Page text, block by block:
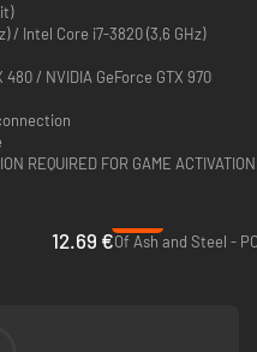
/ Intel Core i7-3820 (3,6 GHz)
480 / NVIDIA GeForce GTX 970
REQUIRED FOR GAME ACTIVATION
12.69 €Of Ash and Steel -